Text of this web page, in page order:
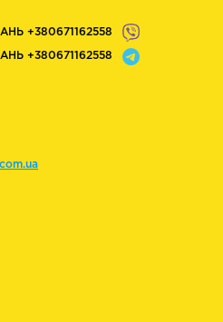
+380671162558
+380671162558